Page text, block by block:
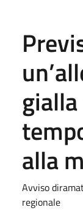
alla
Avviso
regionale